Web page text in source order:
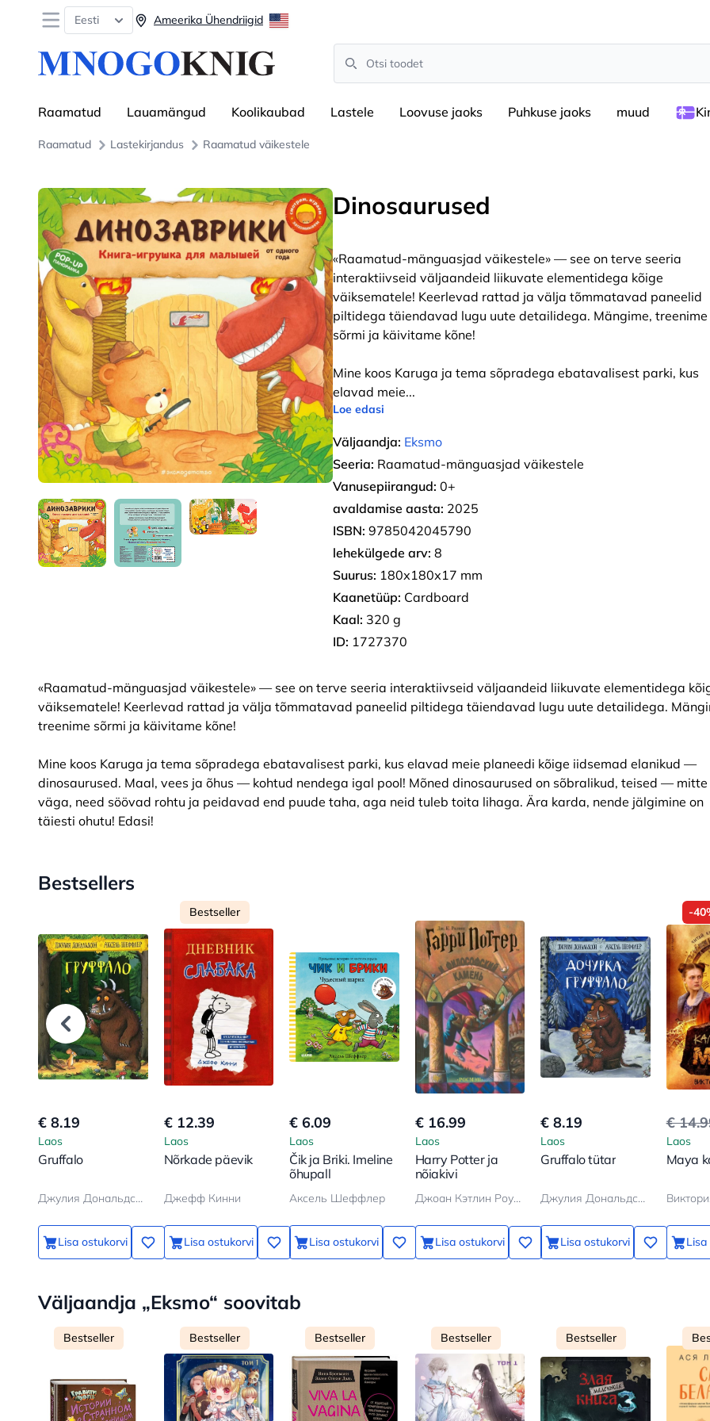
Open menu
Eesti Ameerika Ühendriigid
Search
Raamatud Lauamängud Koolikaubad Lastele Loovuse jaoks Puhkuse jaoks muud
Raamatud Lastekirjandus Raamatud väikestele
Dinosaurused
«Raamatud-mänguasjad väikestele» — see on terve seeria
interaktiivseid väljaandeid liikuvate elementidega kõige
väiksematele! Keerlevad rattad ja välja tõmmatavad paneelid
piltidega täiendavad lugu uute detailidega. Mängime, treenime
sõrmi ja käivitame kõne!
Mine koos Karuga ja tema sõpradega ebatavalisest parki, kus
elavad meie...
Loe edasi
Väljaandja: Eksmo
Seeria: Raamatud-mänguasjad väikestele
Vanusepiirangud: 0+
avaldamise aasta: 2025
ISBN: 9785042045790
lehekülgede arv: 8
Suurus: 180х180х17 mm
Kaanetüüp: Cardboard
Kaal: 320 g
ID: 1727370
«Raamatud-mänguasjad väikestele» — see on terve seeria interaktiivseid väljaandeid liikuvate elementidega
väiksematele! Keerlevad rattad ja välja tõmmatavad paneelid piltidega täiendavad lugu uute detailidega.
treenime sõrmi ja käivitame kõne!
Mine koos Karuga ja tema sõpradega ebatavalisest parki, kus elavad meie planeedi kõige iidsemad elanikud —
dinosaurused. Maal, vees ja õhus — kohtud nendega igal pool! Mõned dinosaurused on sõbralikud, teised — mitte
väga, need söövad rohtu ja peidavad end puude taha, aga neid tuleb toita lihaga. Ära karda, nende jälgimine on
täiesti ohutu! Edasi!
Bestsellers
€ 8.19
Laos
Gruffalo
Джулия Дональдсон, Аксель Шеффлер
Lisa ostukorvi
Bestseller
€ 12.39
Laos
Nõrkade päevik
Джефф Кинни
Lisa ostukorvi
€ 6.09
Laos
Čik ja Briki. Imeline
õhupall
Аксель Шеффлер
Lisa ostukorvi
€ 16.99
Laos
Harry Potter ja
nõiakivi
Джоан Кэтлин Роулинг
Lisa ostukorvi
€ 8.19
Laos
Gruffalo tütar
Джулия Дональдсон
Lisa ostukorvi
-
€
Laos
Maya
Väljaandja „Eksmo“ soovitab
Bestseller Bestseller Bestseller Bestseller Bestseller